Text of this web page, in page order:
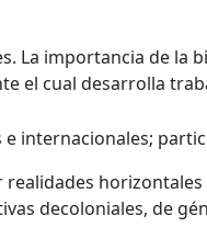
La importancia de la
el cual desarrolla
internacionales;
realidades
decoloniales, de